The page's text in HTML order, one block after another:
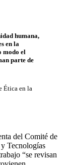
humana,
en la
modo el
parte de
Ética en la
del Comité de
Tecnologías
“se revisan